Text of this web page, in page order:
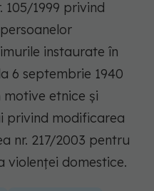
105/1999 privind
instaurate în
6 septembrie 1940
motive etnice şi
privind modificarea
nr. 217/2003 pentru
violenţei domestice.